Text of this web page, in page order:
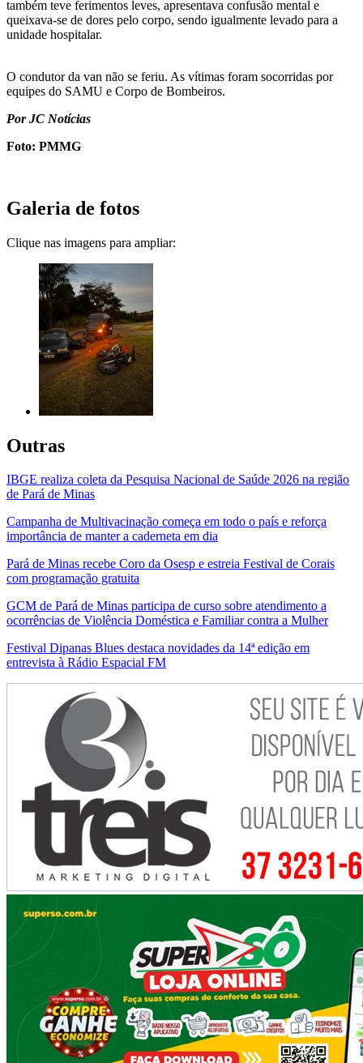
também teve ferimentos leves, apresentava confusão mental e
queixava-se de dores pelo corpo, sendo igualmente levado para a
unidade hospitalar.
O condutor da van não se feriu. As vítimas foram socorridas por
equipes do SAMU e Corpo de Bombeiros.
Por JC Notícias
Foto: PMMG
Galeria de fotos
Clique nas imagens para ampliar:
Outras
IBGE realiza coleta da Pesquisa Nacional de Saúde 2026 na região
de Pará de Minas
Campanha de Multivacinação começa em todo o país e reforça
importância de manter a caderneta em dia
Pará de Minas recebe Coro da Osesp e estreia Festival de Corais
com programação gratuita
GCM de Pará de Minas participa de curso sobre atendimento a
ocorrências de Violência Doméstica e Familiar contra a Mulher
Festival Dipanas Blues destaca novidades da 14ª edição em
entrevista à Rádio Espacial FM